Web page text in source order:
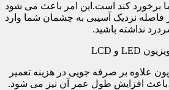
برخورد کند است.این امر باعث می شود
فاصله نزدیک آسیبی به چشمان شما وارد
نداشته باشید.
علاوه بر صرفه جویی در هزینه تعمیر
افزایش طول عمر آن نیز می شود.